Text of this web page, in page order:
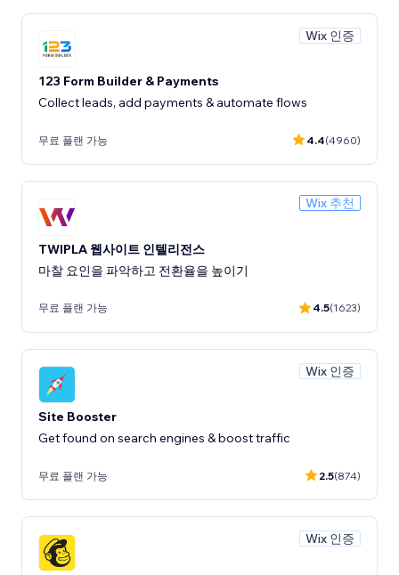
Wix 인증
123 Form Builder & Payments
Collect leads, add payments & automate flows
무료 플랜 가능 4.4(4960)
Wix 추천
TWIPLA 웹사이트 인텔리전스
마찰 요인을 파악하고 전환율을 높이기
무료 플랜 가능 4.5(1623)
Wix 인증
Site Booster
Get found on search engines & boost traffic
무료 플랜 가능 2.5(874)
Wix 인증